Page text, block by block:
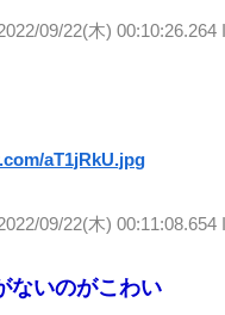
09/22(木)
aT1jRkU.jpg
09/22(木)
ないのがこわい